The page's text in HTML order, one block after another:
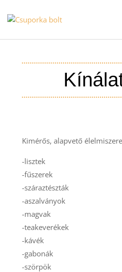
Kimérős, alapvető
-lisztek
-fűszerek
-száraztészták
-aszalványok
-magvak
-teakeverékek
-kávék
-gabonák
-szörpök